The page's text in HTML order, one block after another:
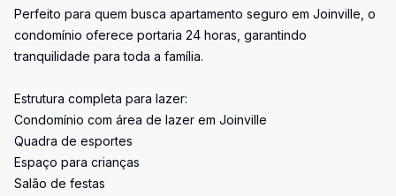
Perfeito para quem busca apartamento seguro em Joinville, o
condomínio oferece portaria 24 horas, garantindo
tranquilidade para toda a família.
Estrutura completa para lazer:
Condomínio com área de lazer em Joinville
Quadra de esportes
Espaço para crianças
Salão de festas